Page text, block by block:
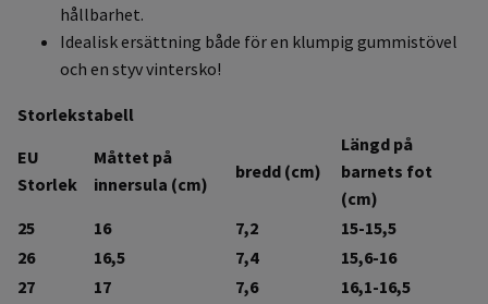
hållbarhet.
Idealisk ersättning både för en klumpig gummistövel
och en styv vintersko!
Storlekstabell
EU
Storlek
Måttet på
innersula (cm)
bredd (cm)
Längd på
barnets fot
(cm)
25
16 7,2
15-15,5
26
16,5 7,4
15,6-16
27
17 7,6
16,1-16,5